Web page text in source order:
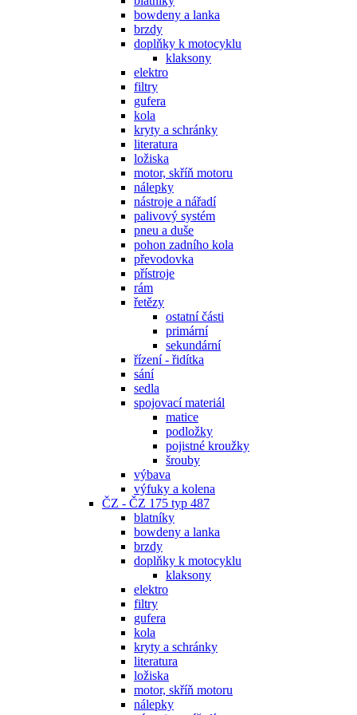
bowdeny a lanka
brzdy
doplňky k motocyklu
klaksony
elektro
filtry
gufera
kola
kryty a schránky
literatura
ložiska
motor, skříň motoru
nálepky
nástroje a nářadí
palivový systém
pneu a duše
pohon zadního kola
převodovka
přístroje
rám
řetězy
ostatní části
primární
sekundární
řízení - řidítka
sání
sedla
spojovací materiál
matice
podložky
pojistné kroužky
šrouby
výbava
výfuky a kolena
ČZ - ČZ 175 typ 487
blatníky
bowdeny a lanka
brzdy
doplňky k motocyklu
klaksony
elektro
filtry
gufera
kola
kryty a schránky
literatura
ložiska
motor, skříň motoru
nálepky